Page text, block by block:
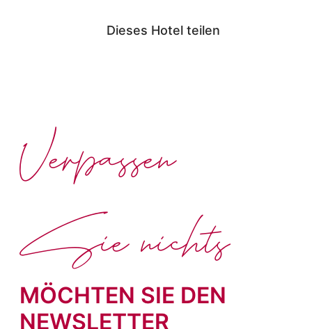
Dieses Hotel teilen
MÖCHTEN SIE DEN
NEWSLETTER
Verpassen
Sie nichts